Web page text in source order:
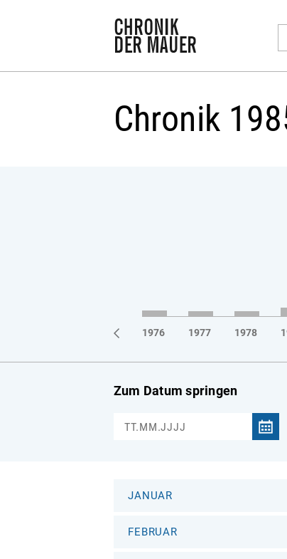
Chronik
1975 1976 1977 1978
Zum Datum springen
JANUAR
FEBRUAR